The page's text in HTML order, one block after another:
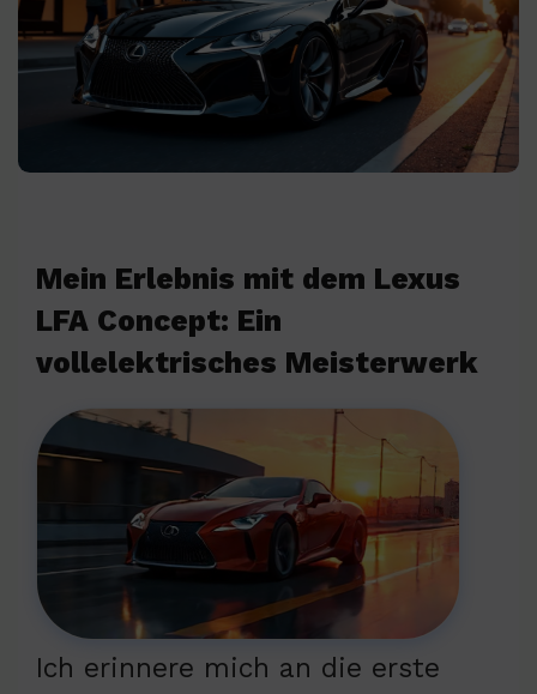
Mein Erlebnis mit dem Lexus
LFA Concept: Ein
vollelektrisches Meisterwerk
Ich erinnere mich an die erste